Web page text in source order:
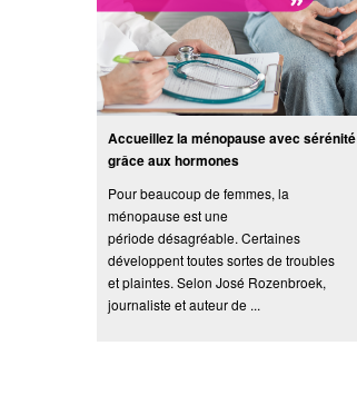
Accueillez la ménopause avec sérénité
grâce aux hormones
Pour beaucoup de femmes, la
ménopause est une
période désagréable. Certaines
développent toutes sortes de troubles
et plaintes. Selon José Rozenbroek,
journaliste et auteur de ...